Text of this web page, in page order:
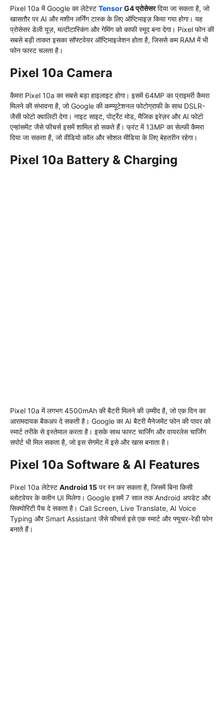
Pixel 10a में Google का लेटेस्ट TensorG4 प्रोसेसरदिया जा सकता है, जो
खासतौर पर AI और मशीन लर्निंग टास्क के लिए ऑप्टिमाइज़ किया गया होगा। यह
प्रोसेसर डेली यूज़, मल्टीटास्किंग और गेमिंग को काफी स्मूद बना देगा। Pixel फोन की
सबसे बड़ी ताकत इसका सॉफ्टवेयर ऑप्टिमाइजेशन होता है, जिससे कम RAM में भी
फोन फास्ट चलता है।
Pixel 10a Camera
कैमरा Pixel 10a का सबसे बड़ा हाइलाइट होगा। इसमें 64MP का प्राइमरी कैमरा
मिलने की संभावना है, जो Google की कम्प्यूटेशनल फोटोग्राफी के साथ DSLR-
जैसी फोटो क्वालिटी देगा। नाइट साइट, पोर्ट्रेट मोड, मैजिक इरेज़र और AI फोटो
एन्हांसमेंट जैसे फीचर्स इसमें शामिल हो सकते हैं। फ्रंट में 13MP का सेल्फी कैमरा
दिया जा सकता है, जो वीडियो कॉल और सोशल मीडिया के लिए बेहतरीन रहेगा।
Pixel 10a Battery & Charging
Pixel 10a में लगभग 4500mAh की बैटरी मिलने की उम्मीद है, जो एक दिन का
आरामदायक बैकअप दे सकती है। Google का AI बैटरी मैनेजमेंट फोन की पावर को
स्मार्ट तरीके से इस्तेमाल करता है। इसके साथ फास्ट चार्जिंग और वायरलेस चार्जिंग
सपोर्ट भी मिल सकता है, जो इस सेगमेंट में इसे और खास बनाता है।
Pixel 10a Software & AI Features
Pixel 10a लेटेस्ट Android 15 पर रन कर सकता है, जिसमें बिना किसी
ब्लोटवेयर के क्लीन UI मिलेगा। Google इसमें 7 साल तक Android अपडेट और
सिक्योरिटी पैच दे सकता है। Call Screen, Live Translate, AI Voice
Typing और Smart Assistant जैसे फीचर्स इसे एक स्मार्ट और फ्यूचर-रेडी फोन
बनाते हैं।